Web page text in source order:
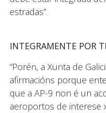
estradas”.
INTEGRAMENTE POR
“Porén, a Xunta de
afirmacións porque
que a AP-9 non é un
aeroportos de interese